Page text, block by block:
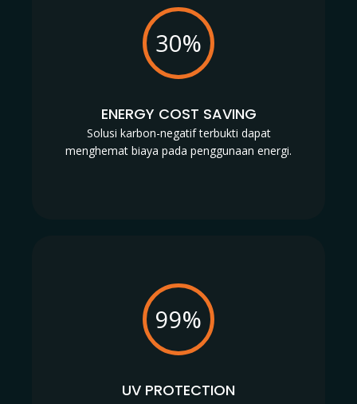
30%
ENERGY COST SAVING
Solusi karbon-negatif terbukti dapat
menghemat biaya pada penggunaan energi.
99%
UV PROTECTION